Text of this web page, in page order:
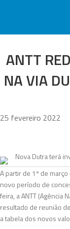
ANTT
NA VIA
25 fevereiro 2022
A partir de 1º de
novo período de
feira, a ANTT (Agência
resultado de reunião
a tabela dos novos